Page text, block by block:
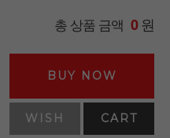
총 상품 금액 0원
BUY NOW
WISH CART